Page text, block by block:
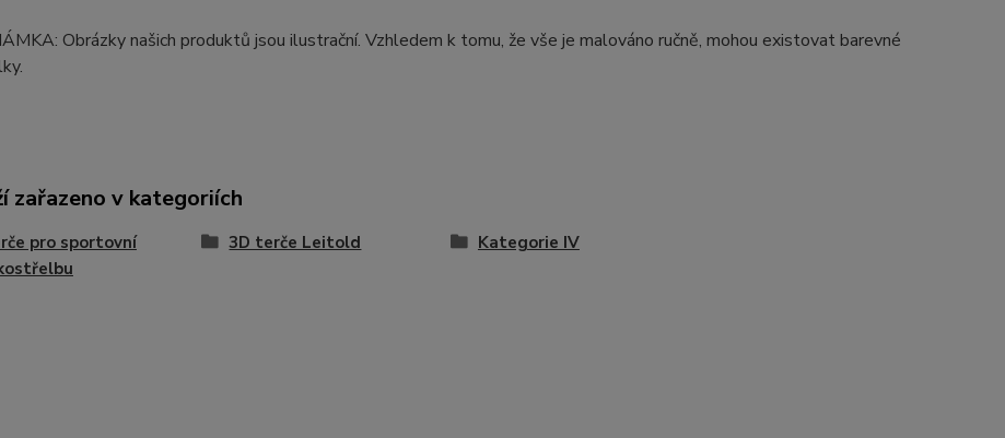
Obrázky našich produktů jsou ilustrační. Vzhledem k tomu, že vše je malováno ručně, mohou existovat barevné
zařazeno v kategoriích
pro sportovní
3D terče Leitold Kategorie IV